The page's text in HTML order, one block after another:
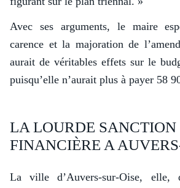
Avec ses arguments, le maire
carence et la majoration de
aurait de véritables effets sur le
puisqu’elle n’aurait plus à payer 58
LA LOURDE SANCTION
FINANCIÈRE A
La ville d’Auvers-sur-Oise, elle,